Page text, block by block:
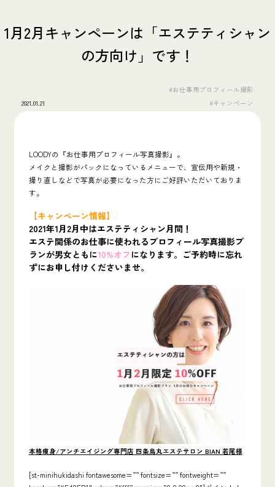
1月2月キャンペーンは「エステティシャン
の方向け」です！
2021.01.21
#お仕事用プロフィール撮影
#キャンペーン
LOODYの『お仕事用プロフィール写真撮影』。
メイクと撮影がパックになっているメニューで、宣伝用や新規・
撮り直しなどで写真が必要になった方にご好評いただいておりま
す。
【キャンペーン情報】
2021年1月2月中はエステティシャン月間！
エステ関係のお仕事に使われるプロフィール写真撮影プ
ランが男女ともに10%オフ になります。ご予約時に忘れ
ずにお申し付けくださいませ。
本格痩身/アンチエイジング専門店 四条烏丸エステサロン BIAN 若尾様
[st-minihukidashi fontawesome=”” fontsize=”” fontweight=””